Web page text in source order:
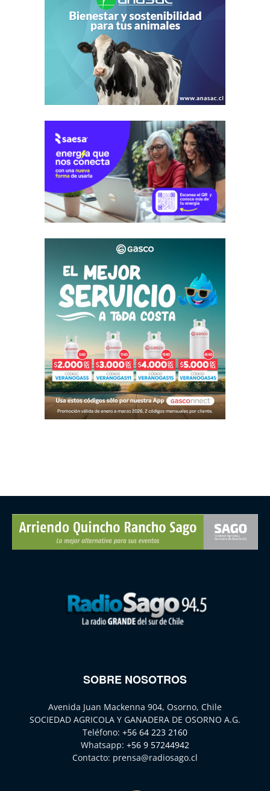
SOBRE NOSOTROS
Avenida Juan Mackenna 904, Osorno, Chile
SOCIEDAD AGRICOLA Y GANADERA DE OSORNO A.G.
Teléfono: +56 64 223 2160
Whatsapp: +56 9 57244942
Contacto: prensa@radiosago.cl